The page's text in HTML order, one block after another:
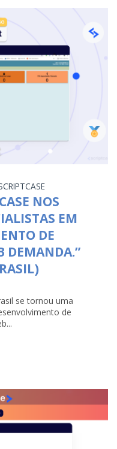
NOS
EM
DE
DEMANDA.”
se tornou uma
de